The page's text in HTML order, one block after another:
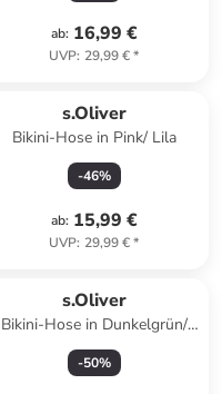
ab: 16,99 €
UVP: 29,99 €*
s.Oliver
Bikini-Hose in Pink/ Lila
-46%
ab: 15,99 €
UVP: 29,99 €*
s.Oliver
Bikini-Hose in Dunkelgrün/
Creme
-50%